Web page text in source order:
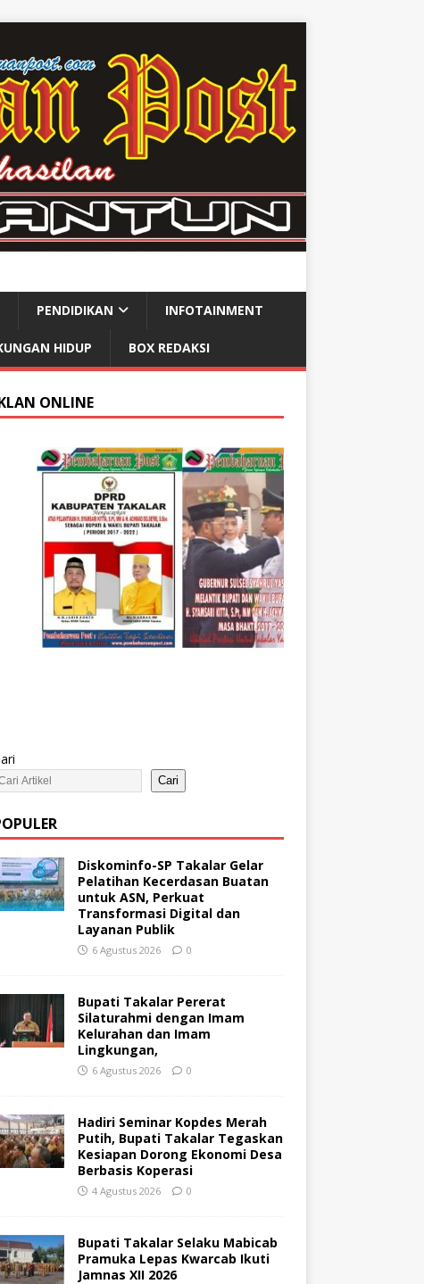
PENDIDIKAN INFOTAINMENT
HIDUP BOX REDAKSI
ONLINE
Cari
Diskominfo-SP Takalar Gelar
Pelatihan Kecerdasan Buatan
untuk ASN, Perkuat
Transformasi Digital dan
Layanan Publik
6 Agustus 2026 0
Bupati Takalar Pererat
Silaturahmi dengan Imam
Kelurahan dan Imam
Lingkungan,
6 Agustus 2026 0
Hadiri Seminar Kopdes Merah
Putih, Bupati Takalar Tegaskan
Kesiapan Dorong Ekonomi Desa
Berbasis Koperasi
4 Agustus 2026 0
Bupati Takalar Selaku Mabicab
Pramuka Lepas Kwarcab Ikuti
Jamnas XII 2026